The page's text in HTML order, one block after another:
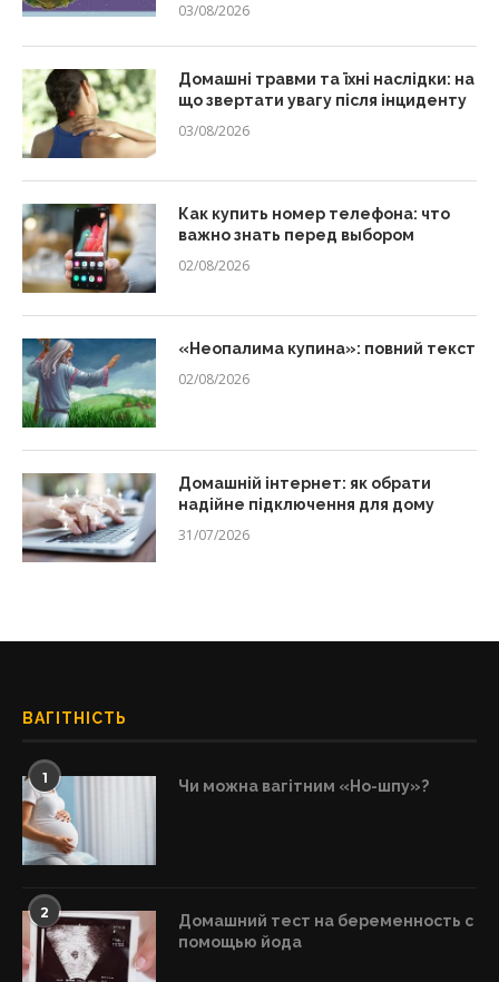
03/08/2026
Домашні травми та їхні наслідки: на
що звертати увагу після інциденту
03/08/2026
Как купить номер телефона: что
важно знать перед выбором
02/08/2026
«Неопалима купина»: повний текст
02/08/2026
Домашній інтернет: як обрати
надійне підключення для дому
31/07/2026
ВАГІТНІСТЬ
1 Чи можна вагітним «Но-шпу»?
2
Домашний тест на беременность с
помощью йода